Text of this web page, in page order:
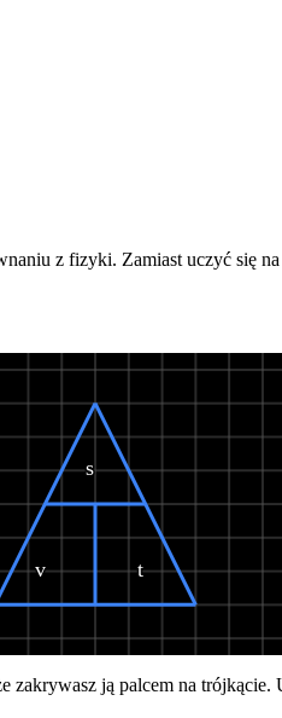
z fizyki. Zamiast uczyć się
s
v t
ją palcem na